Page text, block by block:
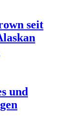
seit
und